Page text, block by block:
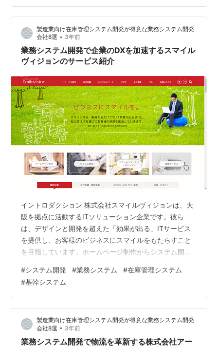
ト APライズは創業時から幅広い分野での業務システム開
発・運用を行ってきました。お客様の業務内容や運用に
おける悩み・要望を基に、課題解決へ導く最適なサービ
スをワンストップで提供します。これにより、…
製造業向け在庫管理システム開発が得意な業務システム開発
会社8選 • 3年前
業務システム開発で企業のDXを加速するスマイル
ヴィジョンのサービス紹介
イントロダクション 株式会社スマイルヴィジョンは、大
阪を拠点に活動するITソリューション企業です。彼ら
は、デザインと開発を超えた「効果が出る」ITサービス
を提供し、お客様のビジネスにスマイルをもたらすこと
を目指しています。ホームページ制作からシステム開
広いサービスを通じて、お客様のビジネス成功をサポー
トしています。 ホームページ制作とシステム開発 スマイ
ルヴィジョンは、お客様のニーズに合わせたホームペー
ジ制作とカスタマイズ可能なシステム開発を得意として
います。彼らの制作するウェブサイトは、見た目の美し
さだけでなく、ユーザビリティやSEO対策も考…
#システム開発 #業務システム #在庫管理システム
#基幹システム
製造業向け在庫管理システム開発が得意な業務システム開発
会社8選 • 3年前
業務システム開発で物流を革新する株式会社アー